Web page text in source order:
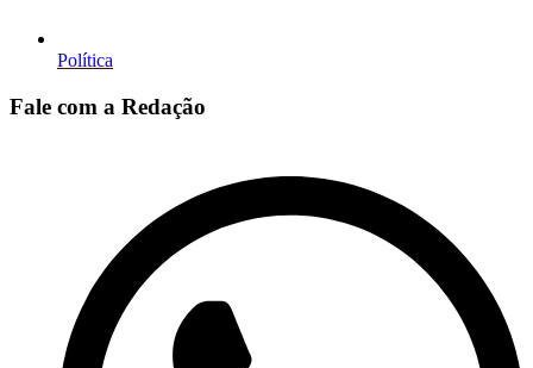
Política
Fale com a Redação